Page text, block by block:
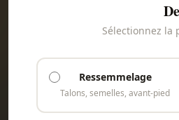
Sélectionnez la
Ressemmelage
Talons, semelles, avant-pied